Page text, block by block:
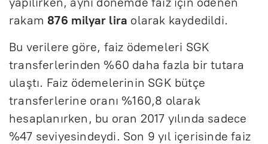
rakam 876 milyar lira olarak kaydedildi.
Bu verilere göre, faiz ödemeleri SGK
transferlerinden %60 daha fazla bir tutara
ulaştı. Faiz ödemelerinin SGK bütçe
transferlerine oranı %160,8 olarak
hesaplanırken, bu oran 2017 yılında sadece
%47 seviyesindeydi. Son 9 yıl içerisinde faiz